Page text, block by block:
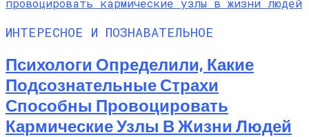
ИНТЕРЕСНОЕ И ПОЗНАВАТЕЛЬНОЕ
Психологи Определили, Какие
Подсознательные Страхи
Способны Провоцировать
Кармические Узлы В Жизни Людей